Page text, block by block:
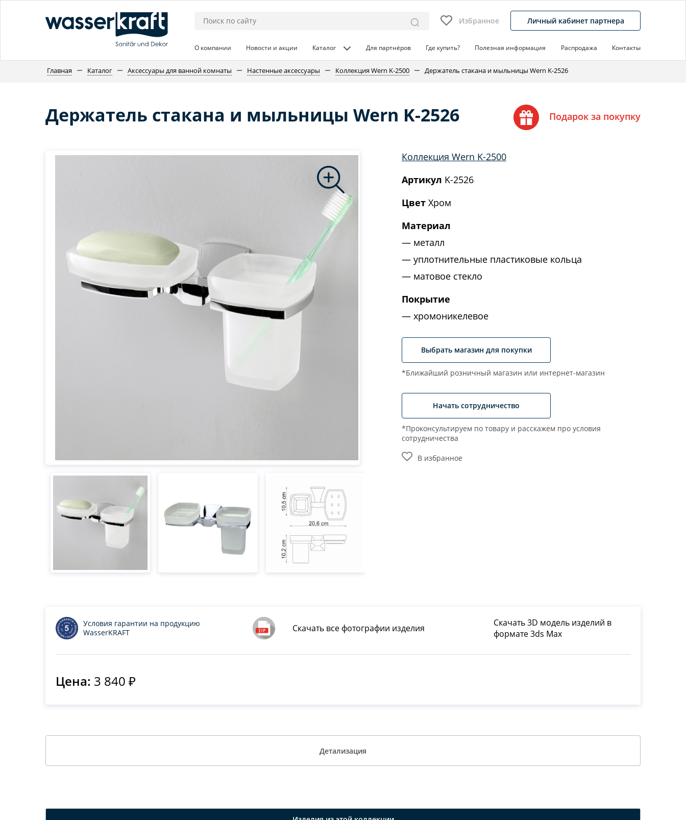
Избранное Личный кабинет партнера
О компании Новости и акции Каталог Для партнёров Где купить? Полезная информация Распродажа Контакты
Главная Каталог Аксессуары для ванной комнаты Настенные аксессуары Коллекция Wern K-2500 Держатель стакана и мыльницы Wern K-2526
Держатель стакана и мыльницы Wern K-2526 Подарок за покупку
Коллекция Wern K-2500
Артикул K-2526
Цвет Хром
Материал
металл
уплотнительные пластиковые кольца
матовое стекло
Покрытие
хромоникелевое
Выбрать магазин для покупки
*Ближайший розничный магазин или интернет-магазин
Начать сотрудничество
*Проконсультируем по товару и расскажем про условия
сотрудничества
В избранное
Скачать все фотографии изделия
Скачать 3D модель изделий в
формате 3ds Max
Условия гарантии на продукцию
WasserKRAFT
Цена: 3 840 ₽
Детализация